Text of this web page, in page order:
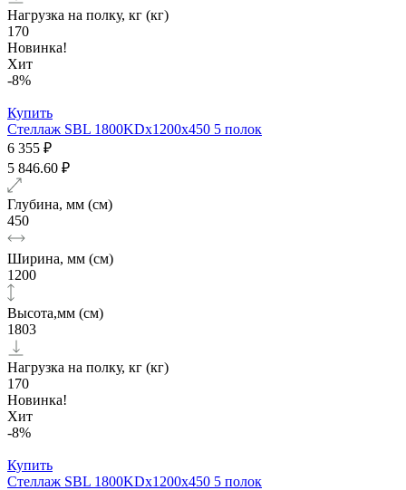
Нагрузка на полку, кг (кг)
170
Новинка!
Хит
-8%
Купить
Стеллаж SBL 1800KDх1200x450 5 полок
6 355 ₽
5 846.60 ₽
Глубина, мм (см)
450
Ширина, мм (см)
1200
Высота,мм (см)
1803
Нагрузка на полку, кг (кг)
170
Новинка!
Хит
-8%
Купить
Стеллаж SBL 1800KDх1200x450 5 полок